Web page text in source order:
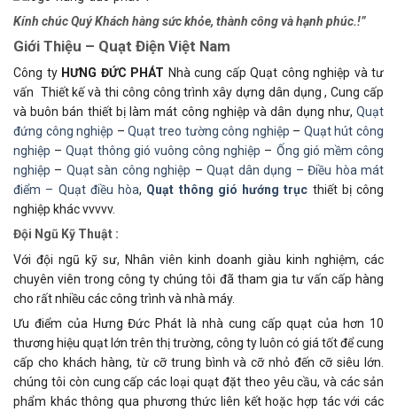
Kính chúc Quý Khách hàng sức khỏe, thành công và hạnh phúc.!”
Giới Thiệu – Quạt Điện Việt Nam
Công ty HƯNG ĐỨC PHÁT Nhà cung cấp Quạt công nghiệp và tư
vấn Thiết kế và thi công công trình xây dựng dân dụng , Cung cấp
và buôn bán thiết bị làm mát công nghiệp và dân dụng như, Quạt
đứng công nghiệp –Quạt treo tường công nghiệp – Quạt hút công
nghiệp –Quạt thông gió vuông công nghiệp – Ống gió mềm công
nghiệp – Quạt sàn công nghiệp – Quạt dân dụng – Điều hòa mát
điểm – Quạt điều hòa, Quạt thông gió hướng trục thiết bị công
nghiệp khác vvvvv.
Đội Ngũ Kỹ Thuật :
Với đội ngũ kỹ sư, Nhân viên kinh doanh giàu kinh nghiệm, các
chuyên viên trong công ty chúng tôi đã tham gia tư vấn cấp hàng
cho rất nhiều các công trình và nhà máy.
Ưu điểm của Hưng Đức Phát là nhà cung cấp quạt của hơn 10
thương hiệu quạt lớn trên thị trường, công ty luôn có giá tốt để cung
cấp cho khách hàng, từ cỡ trung bình và cỡ nhỏ đến cỡ siêu lớn.
chúng tôi còn cung cấp các loại quạt đặt theo yêu cầu, và các sản
phẩm khác thông qua phương thức liên kết hoặc hợp tác với các